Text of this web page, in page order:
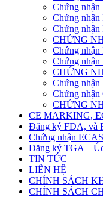
Chứng nhận
Chứng nhận
Chứng nhận
CHỨNG
Chứng nhận
Chứng nhận
CHỨNG
Chứng nhận
Chứng nhận
CHỨNG
CE MARKING,
Đăng ký FDA, và
Chứng nhận
Đăng ký TGA –
TIN TỨC
LIÊN HỆ
CHÍNH SÁCH
CHÍNH SÁCH